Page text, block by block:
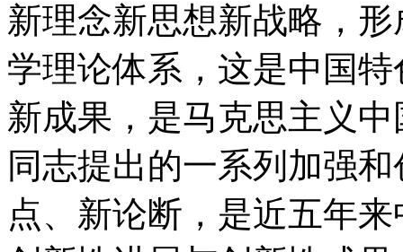
新理念新思想新战略，
学理论体系，这是中国
新成果，是马克思主义
同志提出的一系列加强
点、新论断，是近五年